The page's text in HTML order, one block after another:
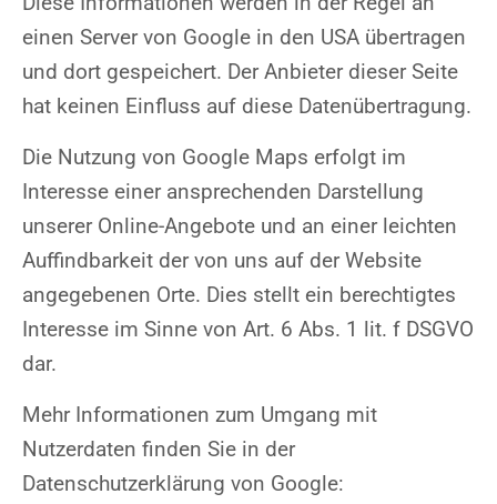
einen Server von Google in den USA übertragen
und dort gespeichert. Der Anbieter dieser Seite
hat keinen Einfluss auf diese Datenübertragung.
Die Nutzung von Google Maps erfolgt im
Interesse einer ansprechenden Darstellung
unserer Online-Angebote und an einer leichten
Auffindbarkeit der von uns auf der Website
angegebenen Orte. Dies stellt ein berechtigtes
Interesse im Sinne von Art. 6 Abs. 1 lit. f DSGVO
dar.
Mehr Informationen zum Umgang mit
Nutzerdaten finden Sie in der
Datenschutzerklärung von Google: